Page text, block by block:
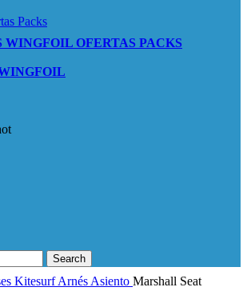
Packs
WINGFOIL OFERTAS PACKS
Search
KitesurfArnés Asiento Marshall Seat